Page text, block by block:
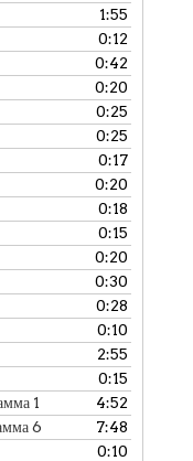
1:55
0:12
0:42
0:20
0:25
0:25
0:17
0:20
0:18
0:15
0:20
0:30
0:28
0:10
2:55
0:15
1
4:52
6
7:48
0:10